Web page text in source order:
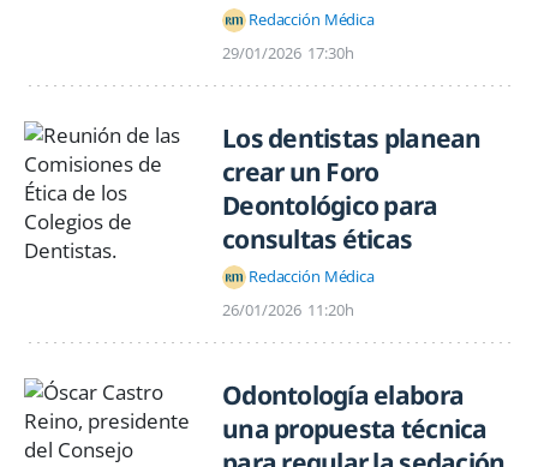
Redacción Médica
29/01/2026 17:30h
Los dentistas planean
crear un Foro
Deontológico para
consultas éticas
Redacción Médica
26/01/2026 11:20h
Odontología elabora
una propuesta técnica